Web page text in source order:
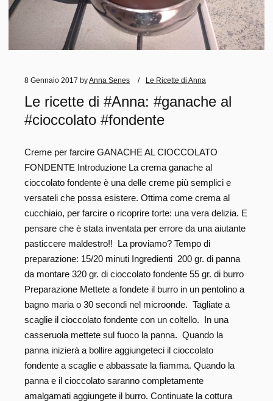
8 Gennaio 2017 by Anna Senes Le Ricette di Anna
Le ricette di #Anna: #ganache al
#cioccolato #fondente
Creme per farcire GANACHE AL CIOCCOLATO
FONDENTE Introduzione La crema ganache al
cioccolato fondente è una delle creme più semplici e
versateli che possa esistere. Ottima come crema al
cucchiaio, per farcire o ricoprire torte: una vera delizia. E
pensare che è stata inventata per errore da una aiutante
pasticcere maldestro!! La proviamo? Tempo di
preparazione: 15/20 minuti Ingredienti 200 gr. di panna
da montare 320 gr. di cioccolato fondente 55 gr. di burro
Preparazione Mettete a fondete il burro in un pentolino a
bagno maria o 30 secondi nel microonde. Tagliate a
scaglie il cioccolato fondente con un coltello. In una
casseruola mettete sul fuoco la panna. Quando la
panna inizierà a bollire aggiungeteci il cioccolato
fondente a scaglie e abbassate la fiamma. Quando la
panna e il cioccolato saranno completamente
amalgamati aggiungete il burro. Continuate la cottura